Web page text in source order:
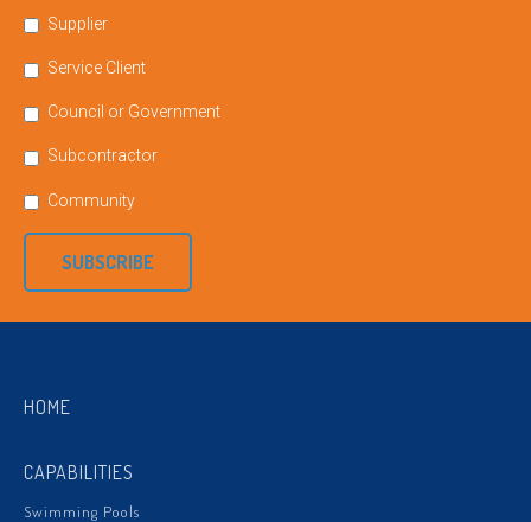
Supplier
Service Client
Council or Government
Subcontractor
Community
SUBSCRIBE
HOME
CAPABILITIES
Swimming Pools